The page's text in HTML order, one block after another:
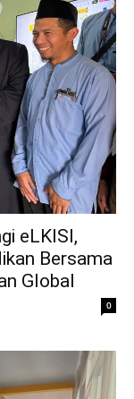
eLKISI,
Bersama
Global
0